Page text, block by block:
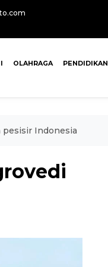
OLAHRAGA PENDIDIKAN
pesisir Indonesia